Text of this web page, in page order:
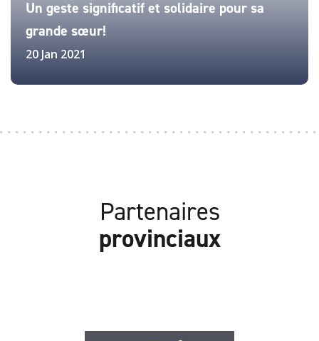
Un geste significatif et solidaire pour sa
grande sœur!
20 Jan 2021
Partenaires
provinciaux